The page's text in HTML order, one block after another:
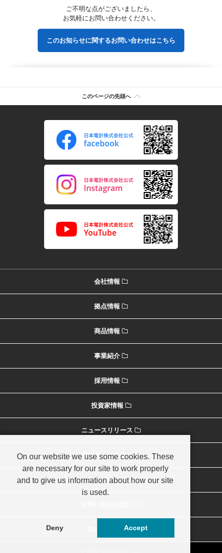
ご不明な点がございましたら、
お気軽にお問い合わせください。
このお知らせに関するお問い合わせはこちら
このページの先頭へ
会社情報
拠点情報
商品情報
事業紹介
採用情報
投資家情報
ニュースリリース
展示会・セミナー
海外オペレーションのご紹介
Global Home
On our website we use some cookies. These
are necessary for our site to work properly
and to give us information about how our site
is used.
Deny Accept